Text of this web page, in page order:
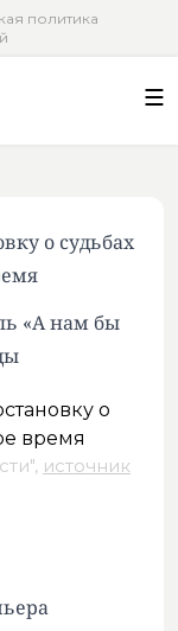
политика
о судьбах
«А нам бы
источник